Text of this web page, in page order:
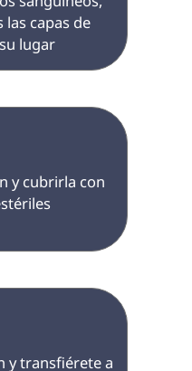
las capas de
lugar